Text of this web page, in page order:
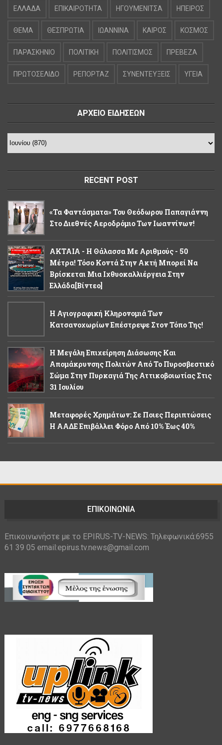
ΕΛΛΑΔΑ ΕΠΙΚΑΙΡΟΤΗΤΑ ΗΓΟΥΜΕΝΙΤΣΑ ΗΠΕΙΡΟΣ
ΘΕΜΑ ΘΕΣΠΡΩΤΙΑ ΙΩΑΝΝΙΝΑ ΚΑΙΡΟΣ ΚΟΣΜΟΣ
ΠΑΡΑΣΚΗΝΙΟ ΠΟΛΙΤΙΚΗ ΠΟΛΙΤΙΣΜΟΣ ΠΡΕΒΕΖΑ
ΠΡΩΤΟΣΕΛΙΔΟ ΡΕΠΟΡΤΑΖ ΣΥΝΕΝΤΕΥΞΕΙΣ ΥΓΕΙΑ
ΑΡΧΕΙΟ ΕΙΔΗΣΕΩΝ
RECENT POST
«Τα Φαντάσματα» Του Θεόδωρου Παπαγιάννη
Στο Διεθνές Αεροδρόμιο Των Ιωαννίνων!
ΑΚΤΑΙΑ - Η Θάλασσα Με Αριθμούς - 50
Μέτρα! Τόσο Κοντά Στην Ακτή Μπορεί Να
Βρίσκεται Μια Ιχθυοκαλλιέργεια Στην
Ελλάδα[βίντεο]
Η Αγιογραφική Κληρονομιά Των
Κατσανοχωρίων Επέστρεψε Στον Τόπο Της!
Η Μεγάλη Επιχείρηση Διάσωσης Και
Απομάκρυνσης Πολιτών Από Το Πυροσβεστικό
Σώμα Στην Πυρκαγιά Της Αττικοβοιωτίας Στις
31 Ιουλίου
Μεταφορές Χρημάτων: Σε Ποιες Περιπτώσεις
Η ΑΑΔΕ Επιβάλλει Φόρο Από 10% Έως 40%
ΕΠΙΚΟΙΝΩΝΙΑ
Επικοινωνήστε με το EPIRUS-TV-NEWS: Τηλεφωνικά:6955
61 39 05 email:epirus.tv.news@gmail.com